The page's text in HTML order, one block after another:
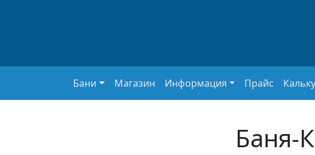
Основная навигация
Бани Магазин Информация Прайс
Баня-